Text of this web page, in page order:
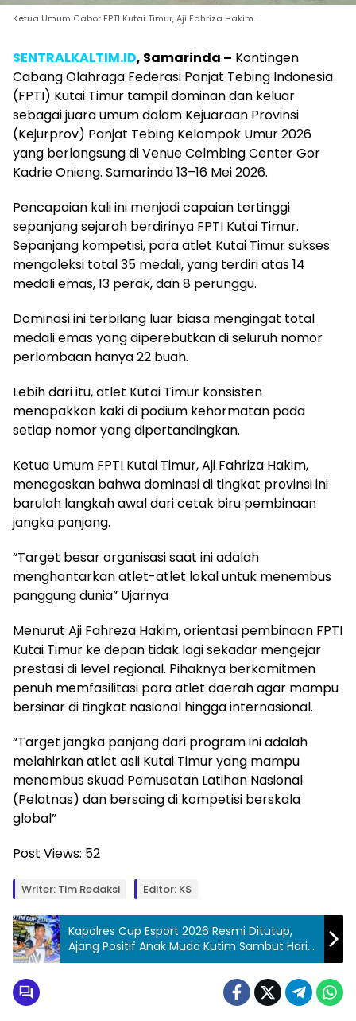
Ketua Umum Cabor FPTI Kutai Timur, Aji Fahriza Hakim.
SENTRALKALTIM.ID, Samarinda – Kontingen
Cabang Olahraga Federasi Panjat Tebing Indonesia
(FPTI) Kutai Timur tampil dominan dan keluar
sebagai juara umum dalam Kejuaraan Provinsi
(Kejurprov) Panjat Tebing Kelompok Umur 2026
yang berlangsung di Venue Celmbing Center Gor
Kadrie Onieng. Samarinda 13–16 Mei 2026.
Pencapaian kali ini menjadi capaian tertinggi
sepanjang sejarah berdirinya FPTI Kutai Timur.
Sepanjang kompetisi, para atlet Kutai Timur sukses
mengoleksi total 35 medali, yang terdiri atas 14
medali emas, 13 perak, dan 8 perunggu.
Dominasi ini terbilang luar biasa mengingat total
medali emas yang diperebutkan di seluruh nomor
perlombaan hanya 22 buah.
Lebih dari itu, atlet Kutai Timur konsisten
menapakkan kaki di podium kehormatan pada
setiap nomor yang dipertandingkan.
Ketua Umum FPTI Kutai Timur, Aji Fahriza Hakim,
menegaskan bahwa dominasi di tingkat provinsi ini
barulah langkah awal dari cetak biru pembinaan
jangka panjang.
“Target besar organisasi saat ini adalah
menghantarkan atlet-atlet lokal untuk menembus
panggung dunia” Ujarnya
Menurut Aji Fahreza Hakim, orientasi pembinaan FPTI
Kutai Timur ke depan tidak lagi sekadar mengejar
prestasi di level regional. Pihaknya berkomitmen
penuh memfasilitasi para atlet daerah agar mampu
bersinar di tingkat nasional hingga internasional.
“Target jangka panjang dari program ini adalah
melahirkan atlet asli Kutai Timur yang mampu
menembus skuad Pemusatan Latihan Nasional
(Pelatnas) dan bersaing di kompetisi berskala
global”
Post Views: 52
Writer: Tim Redaksi Editor: KS
Kapolres Cup Esport 2026 Resmi Ditutup,
Ajang Positif Anak Muda Kutim Sambut Hari
Bhayangkara ke-80